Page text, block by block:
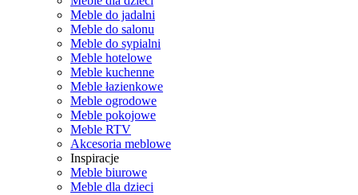
Meble do jadalni
Meble do salonu
Meble do sypialni
Meble hotelowe
Meble kuchenne
Meble łazienkowe
Meble ogrodowe
Meble pokojowe
Meble RTV
Akcesoria meblowe
Inspiracje
Meble biurowe
Meble dla dzieci